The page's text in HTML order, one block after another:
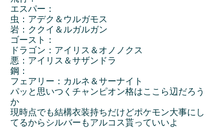
エスパー：
虫：アデク＆ウルガモス
岩：ククイ＆ルガルガン
ゴースト：
ドラゴン：アイリス＆オノノクス
悪：アイリス＆サザンドラ
鋼：
フェアリー：カルネ＆サーナイト
パッと思いつくチャンピオン格はここら辺だろう
か
現時点でも結構衣装持ちだけどポケモン大事にし
てるからシルバーもアルコス貰っていいよ